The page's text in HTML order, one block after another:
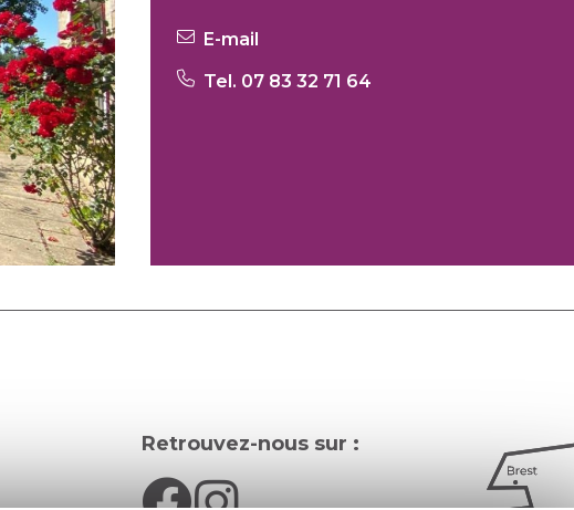
E-mail
Tel. 07 83 32 71 64
Retrouvez-nous sur :